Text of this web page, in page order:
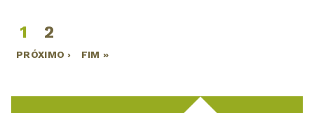
Páginas
1 2
PRÓXIMO › FIM »